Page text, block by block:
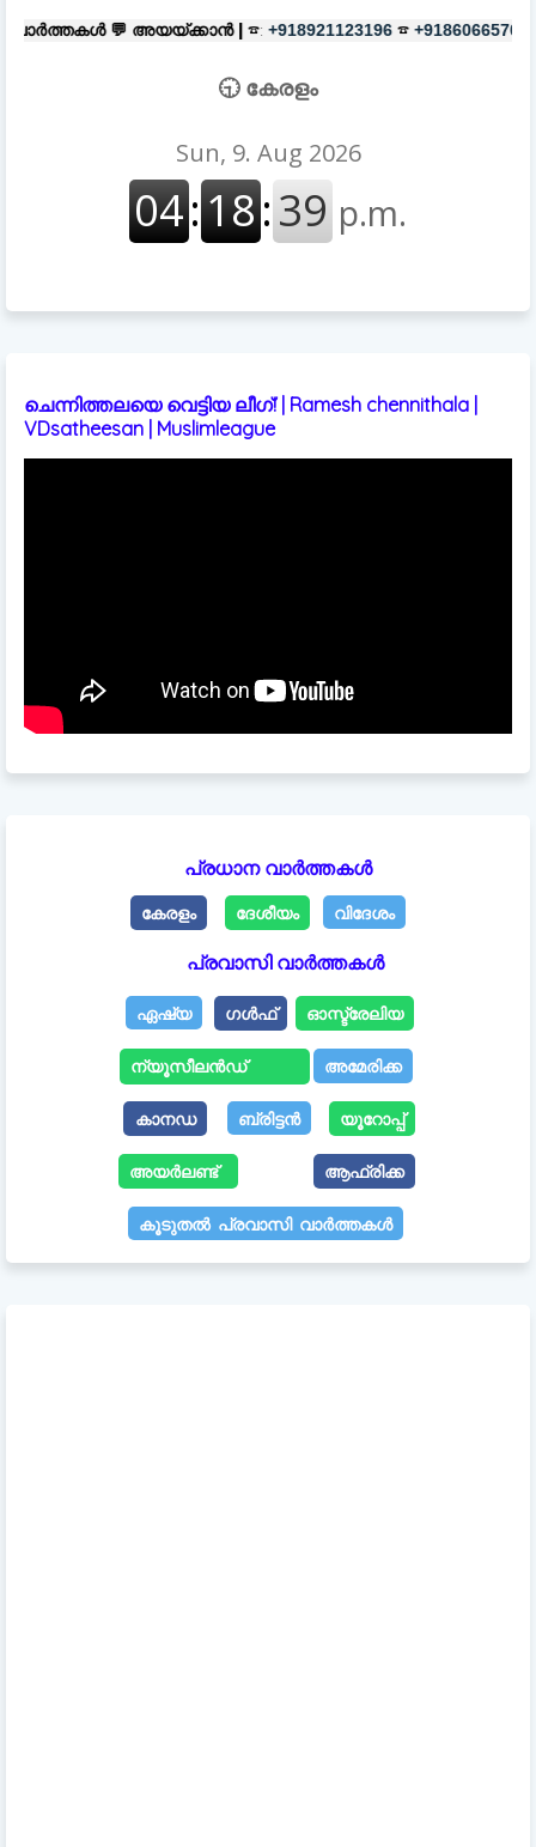
| ☎: +918921123196 ☎ +918606657037 പരസ്യങ്ങൾക്ക്
🕤 കേരളം
ചെന്നിത്തലയെ വെട്ടിയ ലീഗ്! | Ramesh chennithala |
VDsatheesan | Muslimleague
പ്രധാന വാർത്തകൾ
കേരളം ദേശീയം വിദേശം
പ്രവാസി വാർത്തകൾ
ഏഷ്യ ഗൾഫ് ഓസ്ട്രേലിയ
ന്യൂസീലൻഡ് അമേരിക്ക
കാനഡ ബ്രിട്ടൻ യൂറോപ്പ്
അയർലണ്ട് ആഫ്രിക്ക
കൂടുതൽ പ്രവാസി വാർത്തകൾ